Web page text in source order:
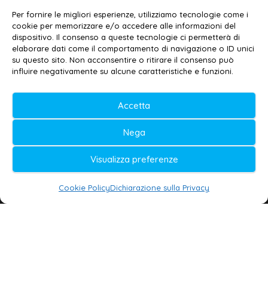
Per fornire le migliori esperienze, utilizziamo tecnologie come i
cookie per memorizzare e/o accedere alle informazioni del
dispositivo. Il consenso a queste tecnologie ci permetterà di
elaborare dati come il comportamento di navigazione o ID unici
su questo sito. Non acconsentire o ritirare il consenso può
influire negativamente su alcune caratteristiche e funzioni.
Accetta
Nega
Visualizza preferenze
Cookie PolicyDichiarazione sulla Privacy
Email: redazione@galatina24.it
Contatti –Disclaimer
Privacy policy –Cookie policy
Testata iscritta al n. 11/2020 Registro della
Stampa Tribunale di Lecce
Editore e direttore responsabile:
Daniele G. Masciullo